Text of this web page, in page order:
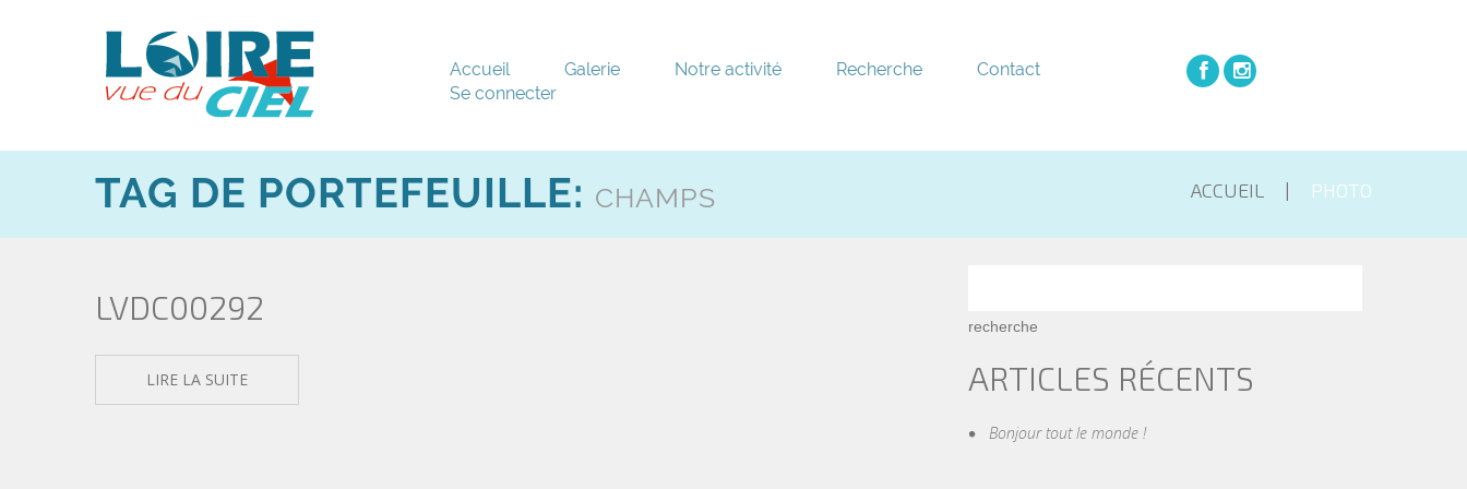
Accueil Galerie Notre activité Recherche
Contact
Se connecter
TAG DE PORTEFEUILLE: CHAMPS ACCUEIL PHOTO
LVDC00292
LIRE LA SUITE ARTICLES RÉCENTS
Bonjour tout le monde !